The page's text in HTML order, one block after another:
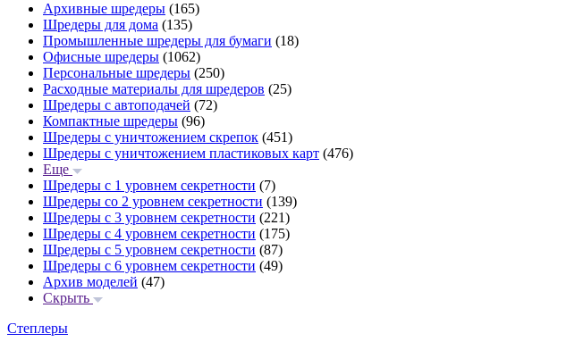
Архивные шредеры (165)
Шредеры для дома (135)
Промышленные шредеры для бумаги (18)
Офисные шредеры (1062)
Персональные шредеры (250)
Расходные материалы для шредеров (25)
Шредеры с автоподачей (72)
Компактные шредеры (96)
Шредеры с уничтожением скрепок (451)
Шредеры с уничтожением пластиковых карт (476)
Еще
Шредеры с 1 уровнем секретности (7)
Шредеры со 2 уровнем секретности (139)
Шредеры с 3 уровнем секретности (221)
Шредеры с 4 уровнем секретности (175)
Шредеры с 5 уровнем секретности (87)
Шредеры с 6 уровнем секретности (49)
Архив моделей (47)
Скрыть
Степлеры